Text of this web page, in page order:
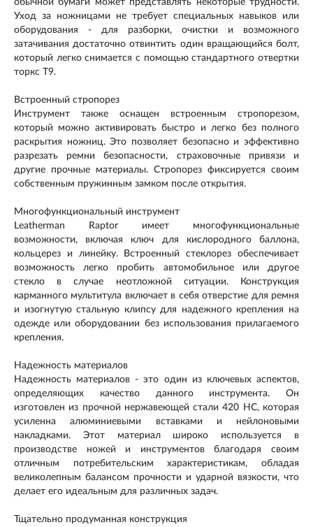
Уход за ножницами не требует специальных навыков или
оборудования - для разборки, очистки и возможного
затачивания достаточно отвинтить один вращающийся болт,
который легко снимается с помощью стандартного отвертки
торкс T9.
Встроенный стропорез
Инструмент также оснащен встроенным стропорезом,
который можно активировать быстро и легко без полного
раскрытия ножниц. Это позволяет безопасно и эффективно
разрезать ремни безопасности, страховочные привязи и
другие прочные материалы. Стропорез фиксируется своим
собственным пружинным замком после открытия.
Многофункциональный инструмент
Leatherman Raptor имеет многофункциональные
возможности, включая ключ для кислородного баллона,
кольцерез и линейку. Встроенный стеклорез обеспечивает
возможность легко пробить автомобильное или другое
стекло в случае неотложной ситуации. Конструкция
карманного мультитула включает в себя отверстие для ремня
и изогнутую стальную клипсу для надежного крепления на
одежде или оборудовании без использования прилагаемого
крепления.
Надежность материалов
Надежность материалов - это один из ключевых аспектов,
определяющих качество данного инструмента. Он
изготовлен из прочной нержавеющей стали 420 HC, которая
усиленна алюминиевыми вставками и нейлоновыми
накладками. Этот материал широко используется в
производстве ножей и инструментов благодаря своим
отличным потребительским характеристикам, обладая
великолепным балансом прочности и ударной вязкости, что
делает его идеальным для различных задач.
Тщательно продуманная конструкция